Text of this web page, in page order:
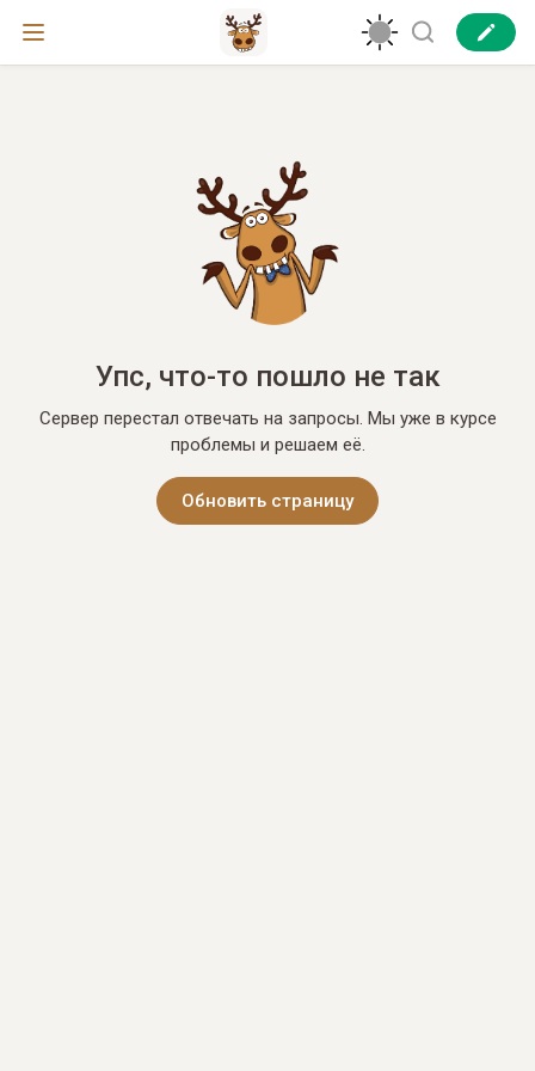
Упс, что-то пошло не так
Сервер перестал отвечать на запросы. Мы уже в курсе
проблемы и решаем её.
Обновить страницу